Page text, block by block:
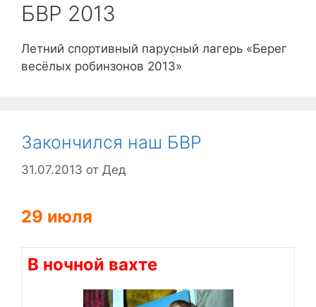
БВР 2013
Летний спортивный парусный лагерь «Берег
весёлых робинзонов 2013»
Закончился наш БВР
31.07.2013 от Дед
29 июля
В ночной вахте